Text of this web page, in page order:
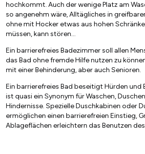
hochkommt. Auch der wenige Platz am
so angenehm wäre, Alltägliches in
ohne mit Hocker etwas aus hohen
müssen, kann stören…
Ein barrierefreies Badezimmer soll allen
das Bad ohne fremde Hilfe nutzen zu
mit einer Behinderung, aber auch Senioren.
Ein barrierefreies Bad beseitigt Hürden und
ist quasi ein Synonym für Waschen,
Hindernisse. Spezielle Duschkabinen oder
ermöglichen einen barrierefreien Einstieg,
Ablageflächen erleichtern das Benutzen des